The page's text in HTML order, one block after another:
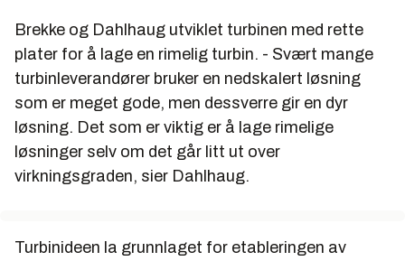
Brekke og Dahlhaug utviklet turbinen med rette
plater for å lage en rimelig turbin. - Svært mange
turbinleverandører bruker en nedskalert løsning
som er meget gode, men dessverre gir en dyr
løsning. Det som er viktig er å lage rimelige
løsninger selv om det går litt ut over
virkningsgraden, sier Dahlhaug.
Turbinideen la grunnlaget for etableringen av